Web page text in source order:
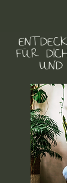
FÜR
UND